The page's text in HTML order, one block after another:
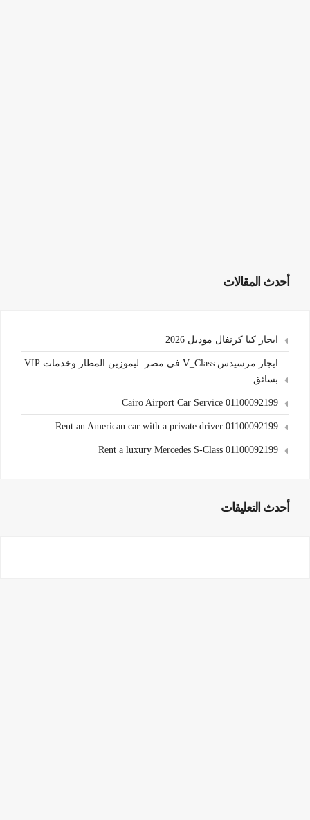
أحدث المقالات
ايجار كيا كرنفال موديل 2026
ايجار مرسيدس V_Class في مصر: ليموزين المطار وخدمات VIP
بسائق
Cairo Airport Car Service 01100092199
Rent an American car with a private driver 01100092199
Rent a luxury Mercedes S-Class 01100092199
أحدث التعليقات